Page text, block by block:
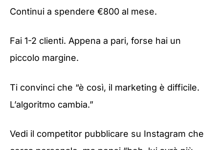
Continui a spendere €800 al mese.
Fai 1-2 clienti. Appena a pari, forse hai un
piccolo margine.
Ti convinci che “è così, il marketing è difficile.
L’algoritmo cambia.”
Vedi il competitor pubblicare su Instagram che